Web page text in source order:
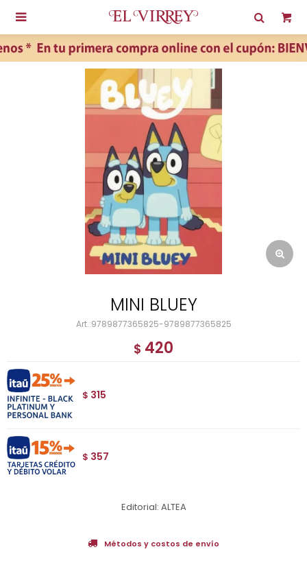

MINI BLUEY
9789877365825-9789877365825
$ 420
$ 315
$ 357
Editorial: ALTEA
Métodos y costos de envío